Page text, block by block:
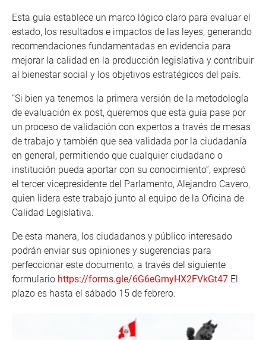
Esta guía establece un marco lógico claro para evaluar el
estado, los resultados e impactos de las leyes, generando
recomendaciones fundamentadas en evidencia para
mejorar la calidad en la producción legislativa y contribuir
al bienestar social y los objetivos estratégicos del país.
“Si bien ya tenemos la primera versión de la metodología
de evaluación ex post, queremos que esta guía pase por
un proceso de validación con expertos a través de mesas
de trabajo y también que sea validada por la ciudadanía
en general, permitiendo que cualquier ciudadano o
institución pueda aportar con su conocimiento”, expresó
el tercer vicepresidente del Parlamento, Alejandro Cavero,
quien lidera este trabajo junto al equipo de la Oficina de
Calidad Legislativa.
De esta manera, los ciudadanos y público interesado
podrán enviar sus opiniones y sugerencias para
perfeccionar este documento, a través del siguiente
formulario https://forms.gle/6G6eGmyHX2FVkGt47 El
plazo es hasta el sábado 15 de febrero.